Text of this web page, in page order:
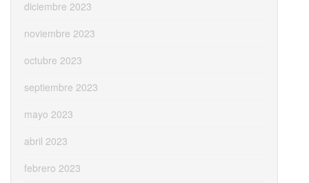
diciembre 2023
noviembre 2023
octubre 2023
septiembre 2023
mayo 2023
abril 2023
febrero 2023